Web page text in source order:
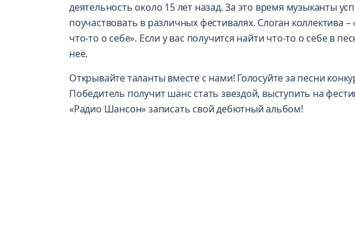
деятельность около 15 лет назад. За это время музыканты
поучаствовать в различных фестивалях. Слоган коллектива
что-то о себе». Если у вас получится найти что-то о себе в
неё.
Открывайте таланты вместе с нами! Голосуйте за песни
Победитель получит шанс стать звездой, выступить на
«Радио Шансон» записать свой дебютный альбом!